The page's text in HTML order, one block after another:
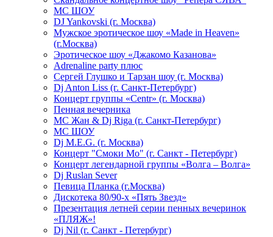
МС ШОУ
DJ Yankovski (г. Москва)
Мужское эротическое шоу «Made in Heaven»
(г.Москва)
Эротическое шоу «Джакомо Казанова»
Adrenaline party плюс
Сергей Глушко и Тарзан шоу (г. Москва)
Dj Anton Liss (г. Санкт-Петербург)
Концерт группы «Centr» (г. Москва)
Пенная вечерника
МС Жан & Dj Riga (г. Санкт-Петербург)
МС ШОУ
Dj M.E.G. (г. Москва)
Концерт "Смоки Мо" (г. Санкт - Петербург)
Концерт легендарной группы «Волга – Волга»
Dj Ruslan Sever
Певица Планка (г.Москва)
Дискотека 80/90-х «Пять Звезд»
Презентация летней серии пенных вечеринок
«ПЛЯЖ»!
Dj Nil (г. Санкт - Петербург)